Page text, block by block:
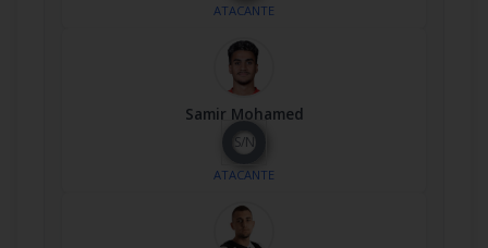
ATACANTE
Samir Mohamed
S/N
ATACANTE